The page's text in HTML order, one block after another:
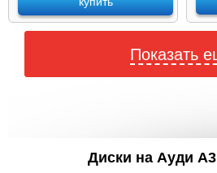
Показать
Диски на Ауди A3